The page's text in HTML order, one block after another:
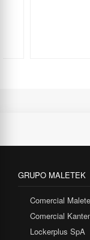
GRUPO MALETEK
Comercial
Comercial
Lockerplus SpA